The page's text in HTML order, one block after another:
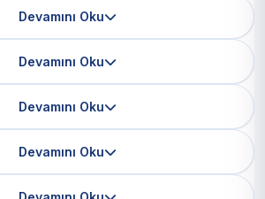
Devamını Oku
Devamını Oku
Devamını Oku
Devamını Oku